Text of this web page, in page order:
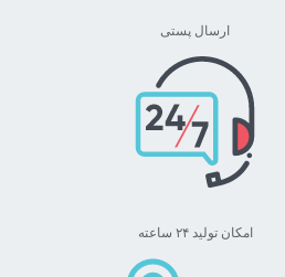
ارسال پستی
امکان تولید ۲۴ ساعته